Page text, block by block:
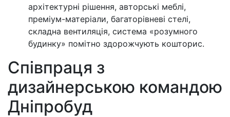
архітектурні рішення, авторські меблі,
преміум-матеріали, багаторівневі стелі,
складна вентиляція, система «розумного
будинку» помітно здорожчують кошторис.
Співпраця з
дизайнерською командою
Дніпробуд